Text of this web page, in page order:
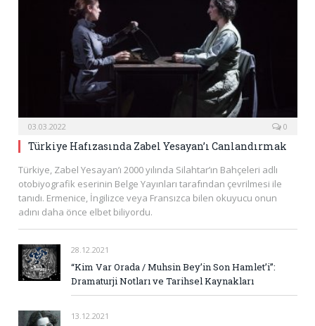
03.03.2022 0
Türkiye Hafızasında Zabel Yesayan’ı Canlandırmak
Türkiye, Zabel Yesayan’ı 2000 yılında Silahtar’ın Bahçeleri adlı
otobiyografik eserinin Belge Yayınları tarafından çevrilmesi ile
tanıdı. Ermenice, İngilizce veya Fransızca bilen okuyucu onun
adını daha önce elbet biliyordu.
28.12.2021
“Kim Var Orada / Muhsin Bey’in Son Hamlet’i”:
Dramaturji Notları ve Tarihsel Kaynakları
13.12.2021